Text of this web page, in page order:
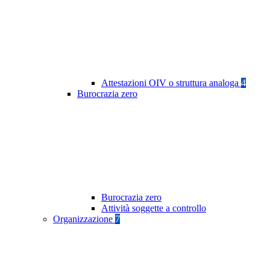
Attestazioni OIV o struttura analoga 4
Burocrazia zero
Burocrazia zero
Attività soggette a controllo
Organizzazione 7